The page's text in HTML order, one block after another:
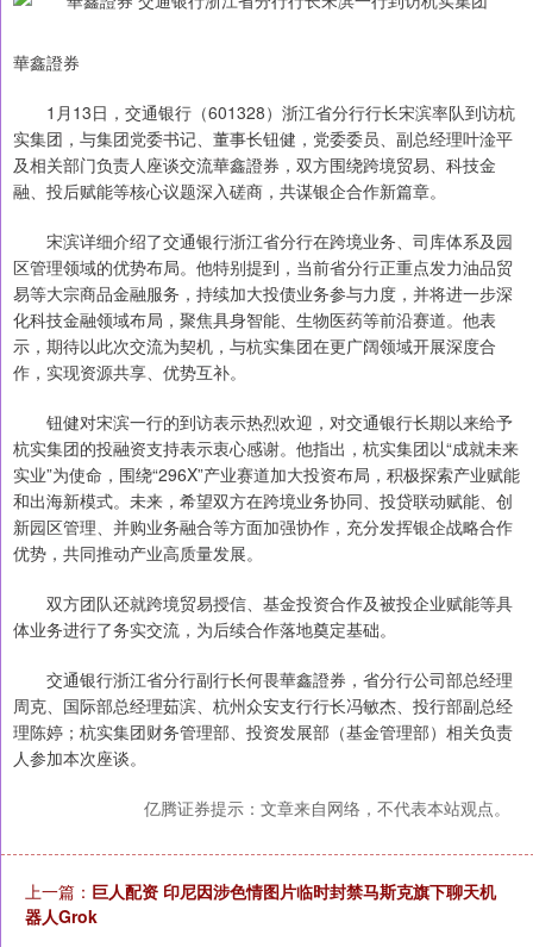
華鑫證券
1月13日，交通银行（601328）浙江省分行行长宋滨率队到访杭
实集团，与集团党委书记、董事长钮健，党委委员、副总经理叶淦平
及相关部门负责人座谈交流華鑫證券，双方围绕跨境贸易、科技金
融、投后赋能等核心议题深入磋商，共谋银企合作新篇章。
宋滨详细介绍了交通银行浙江省分行在跨境业务、司库体系及园
区管理领域的优势布局。他特别提到，当前省分行正重点发力油品贸
易等大宗商品金融服务，持续加大投债业务参与力度，并将进一步深
化科技金融领域布局，聚焦具身智能、生物医药等前沿赛道。他表
示，期待以此次交流为契机，与杭实集团在更广阔领域开展深度合
作，实现资源共享、优势互补。
钮健对宋滨一行的到访表示热烈欢迎，对交通银行长期以来给予
杭实集团的投融资支持表示衷心感谢。他指出，杭实集团以“成就未来
实业”为使命，围绕“296X”产业赛道加大投资布局，积极探索产业赋能
和出海新模式。未来，希望双方在跨境业务协同、投贷联动赋能、创
新园区管理、并购业务融合等方面加强协作，充分发挥银企战略合作
优势，共同推动产业高质量发展。
双方团队还就跨境贸易授信、基金投资合作及被投企业赋能等具
体业务进行了务实交流，为后续合作落地奠定基础。
交通银行浙江省分行副行长何畏華鑫證券，省分行公司部总经理
周克、国际部总经理茹滨、杭州众安支行行长冯敏杰、投行部副总经
理陈婷；杭实集团财务管理部、投资发展部（基金管理部）相关负责
人参加本次座谈。
亿腾证券提示：文章来自网络，不代表本站观点。
上一篇： 巨人配资 印尼因涉色情图片临时封禁马斯克旗下聊天机
器人Grok